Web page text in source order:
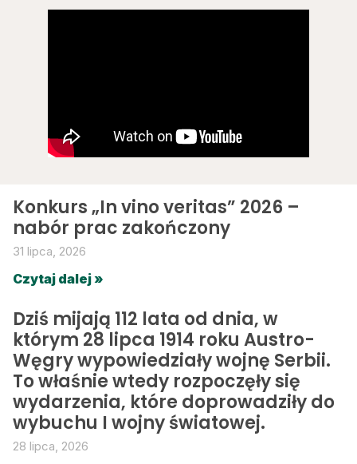
Konkurs „In vino veritas” 2026 –
nabór prac zakończony
31 lipca, 2026
Czytaj dalej »
Dziś mijają 112 lata od dnia, w
którym 28 lipca 1914 roku Austro-
Węgry wypowiedziały wojnę Serbii.
To właśnie wtedy rozpoczęły się
wydarzenia, które doprowadziły do
wybuchu I wojny światowej.
28 lipca, 2026